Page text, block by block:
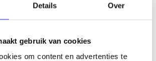
Details Over
gebruik van cookies
om content en advertenties te